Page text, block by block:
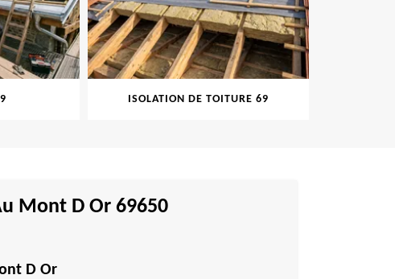
ISOLATION DE TOITURE 69 PEINTURE SUR TUILE 69
Mont D Or 69650
D Or